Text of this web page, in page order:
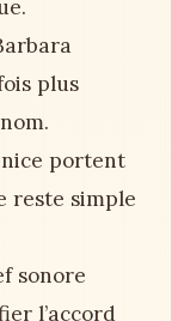
plus
portent
reste simple
sonore
l’accord